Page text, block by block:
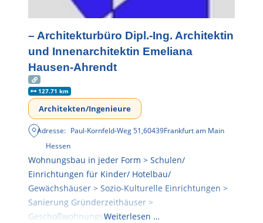
– Architekturbüro Dipl.-Ing. Architektin
und Innenarchitektin Emeliana
Hausen-Ahrendt
127.71 km
Architekten/Ingenieure
Adresse: Paul-Kornfeld-Weg 51,60439Frankfurt am Main
Hessen
Wohnungsbau in jeder Form > Schulen/
Einrichtungen für Kinder/ Hotelbau/
Gewächshäuser > Sozio-Kulturelle Einrichtungen >
Sanierung Gründerzeithäuser >
GeschoßwohnungsbauWeiterlesen …